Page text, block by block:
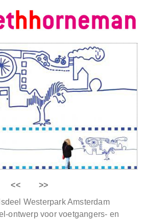
<<
>>
Westerpark Amsterdam
ontwerp voor voetgangers- en